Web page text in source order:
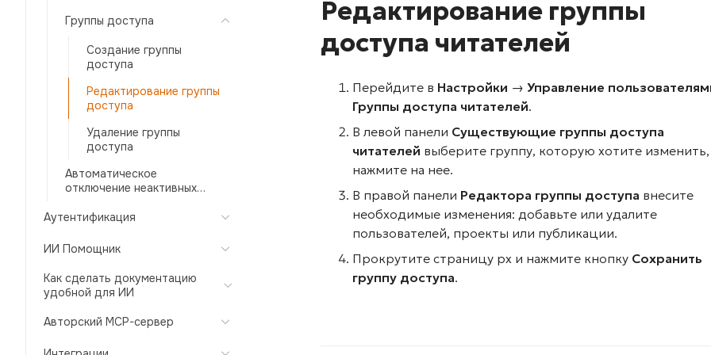
Группы доступа
Создание группы
доступа
Редактирование группы
доступа
Удаление группы
доступа
Автоматическое
отключение неактивных
Аутентификация
ИИ Помощник
Как сделать документацию
удобной для ИИ
Авторский MCP-сервер
Редактирование группы
доступа читателей
Перейдите в Настройки → Управление
Группы доступа читателей.
В левой панели Существующие группы доступа
читателей выберите группу, которую хотите
нажмите на нее.
В правой панели Редактора группы доступа внесите
необходимые изменения: добавьте или удалите
пользователей, проекты или публикации.
Прокрутите страницу рх и нажмите кнопку Сохранить
группу доступа.